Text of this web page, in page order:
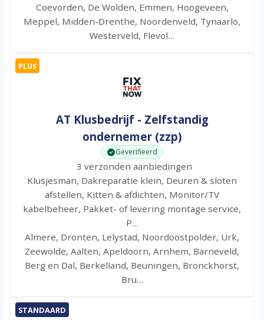
Coevorden, De Wolden, Emmen, Hoogeveen,
Meppel, Midden-Drenthe, Noordenveld, Tynaarlo,
Westerveld, Flevol…
PLUS
AT Klusbedrijf - Zelfstandig
ondernemer (zzp)
Geverifieerd
3 verzonden aanbiedingen
Klusjesman, Dakreparatie klein, Deuren & sloten
afstellen, Kitten & afdichten, Monitor/TV
kabelbeheer, Pakket- of levering montage service,
P…
Almere, Dronten, Lelystad, Noordoostpolder, Urk,
Zeewolde, Aalten, Apeldoorn, Arnhem, Barneveld,
Berg en Dal, Berkelland, Beuningen, Bronckhorst,
Bru…
STANDAARD